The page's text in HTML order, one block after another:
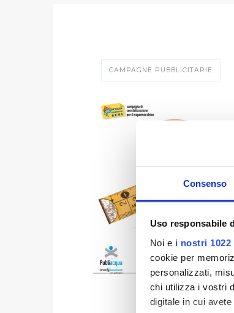
Consenso
Uso responsabile
Noi e i nostri
cookie per
personalizzati,
chi utilizza i vostri
digitale in cui
CAMPAGNE PUBBLICITARIE